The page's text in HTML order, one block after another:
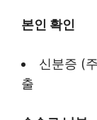
본인 확인
신분증 (
출